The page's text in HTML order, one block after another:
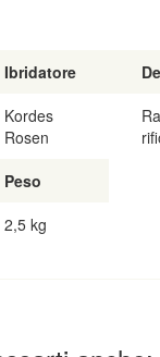
Ibridatore
Kordes
Rosen
Peso
2,5 kg